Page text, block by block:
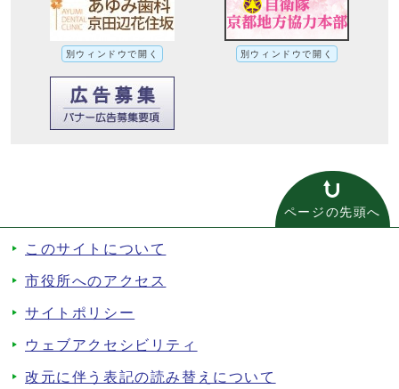
別ウィンドウで開く 別ウィンドウで開く
ページの先頭へ
このサイトについて
市役所へのアクセス
サイトポリシー
ウェブアクセシビリティ
改元に伴う表記の読み替えについて